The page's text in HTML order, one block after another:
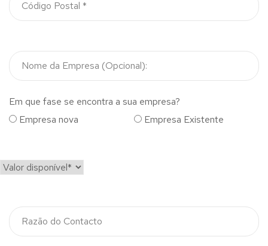
Em que fase se encontra a sua empresa?
Empresa nova
Empresa Existente